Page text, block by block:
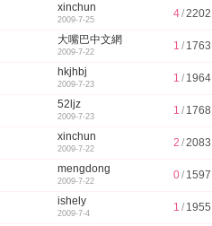
xinchun
2009-7-25
4/2202
大嘴巴中文網
2009-7-22
1 / 1763
hkjhbj
2009-7-23
1 / 1964
52ljz
2009-7-23
1 / 1768
xinchun
2009-7-22
2 /2083
mengdong
2009-7-22
0/ 1597
ishely
2009-7-4
1 / 1955